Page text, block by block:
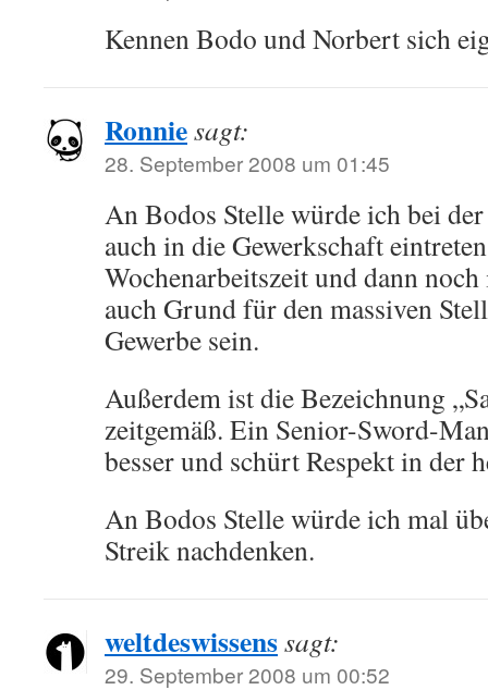
Kennen Bodo und Norbert sich
Ronniesagt:
28. September 2008 um 01:45
An Bodos Stelle würde ich bei
auch in die Gewerkschaft
Wochenarbeitszeit und dann
auch Grund für den massiven
Gewerbe sein.
Außerdem ist die Bezeichnung
zeitgemäß. Ein Senior-Sword-
besser und schürt Respekt in der
An Bodos Stelle würde ich mal
Streik nachdenken.
weltdeswissenssagt:
29. September 2008 um 00:52